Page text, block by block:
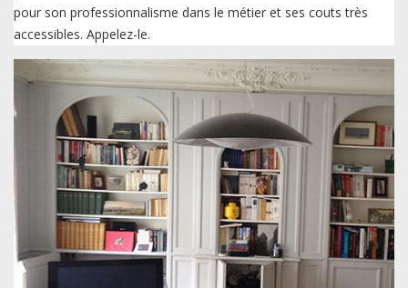
pour son professionnalisme dans le métier et ses couts très
accessibles. Appelez-le.